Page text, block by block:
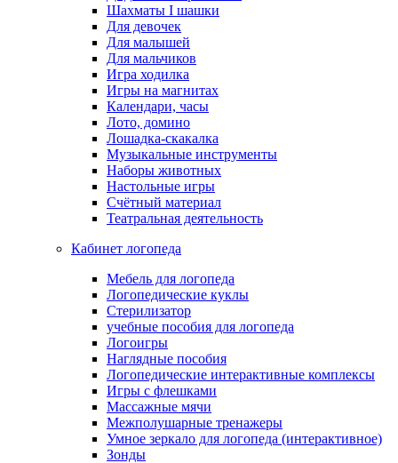
Шахматы I шашки
Для девочек
Для малышей
Для мальчиков
Игра ходилка
Игры на магнитах
Календари, часы
Лото, домино
Лошадка-скакалка
Музыкальные инструменты
Наборы животных
Настольные игры
Счётный материал
Театральная деятельность
Кабинет логопеда
Мебель для логопеда
Логопедические куклы
Стерилизатор
учебные пособия для логопеда
Логоигры
Наглядные пособия
Логопедические интерактивные комплексы
Игры с флешками
Массажные мячи
Межполушарные тренажеры
Умное зеркало для логопеда (интерактивное)
Зонды